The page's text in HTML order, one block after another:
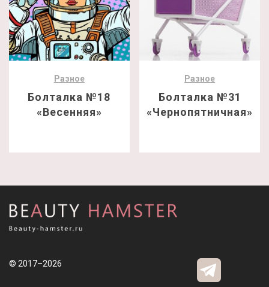
Разное
Болталка №18
«Весенняя»
Разное
Болталка №31
«Чернопятничная»
© 2017–2026